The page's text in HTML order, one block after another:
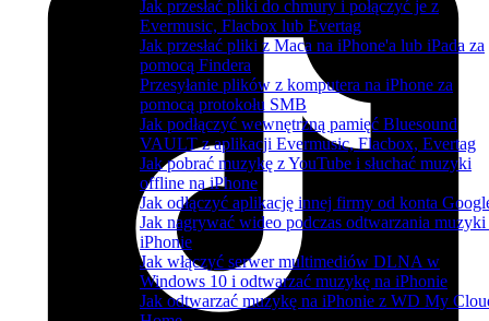
Jak przesłać pliki do chmury i połączyć je z
Evermusic, Flacbox lub Evertag
Jak przesłać pliki z Maca na iPhone'a lub iPada za
pomocą Findera
Przesyłanie plików z komputera na iPhone za
pomocą protokołu SMB
Jak podłączyć wewnętrzną pamięć Bluesound
VAULT z aplikacji Evermusic, Flacbox, Evertag
Jak pobrać muzykę z YouTube i słuchać muzyki
offline na iPhone
Jak odłączyć aplikację innej firmy od konta
Jak nagrywać wideo podczas odtwarzania muzyki
iPhonie
Jak włączyć serwer multimediów DLNA w
Windows 10 i odtwarzać muzykę na iPhonie
Jak odtwarzać muzykę na iPhonie z WD My